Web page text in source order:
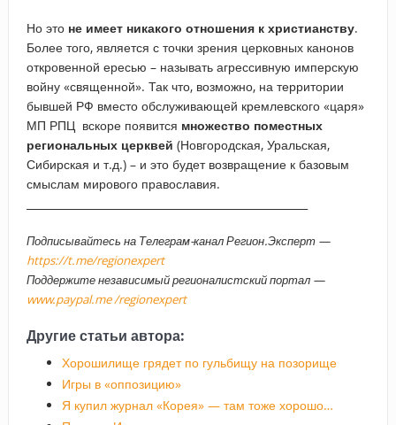
Но это не имеет никакого отношения к христианству.
Более того, является с точки зрения церковных канонов
откровенной ересью – называть агрессивную имперскую
войну «священной». Так что, возможно, на территории
бывшей РФ вместо обслуживающей кремлевского «царя»
МП РПЦ вскоре появится множество поместных
региональных церквей (Новгородская, Уральская,
Сибирская и т.д.) – и это будет возвращение к базовым
смыслам мирового православия.
Подписывайтесь на Телеграм-канал Регион.Эксперт —
https://t.me/regionexpert
Поддержите независимый регионалистский портал —
www.paypal.me /regionexpert
Другие статьи автора:
Хорошилище грядет по гульбищу на позорище
Игры в «оппозицию»
Я купил журнал «Корея» — там тоже хорошо…